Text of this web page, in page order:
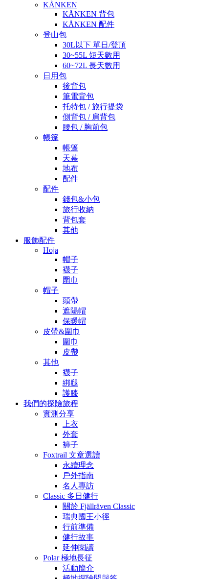
KÅNKEN
KÅNKEN 背包
KÅNKEN 配件
登山包
30L以下 單日/登頂
30~55L 短天數用
60~72L 長天數用
日用包
後背包
筆電背包
托特包 / 旅行提袋
側背包 / 肩背包
腰包 / 胸前包
帳篷
帳篷
天幕
地布
配件
配件
錢包&小包
旅行收納
背包套
其他
服飾配件
Hoja
帽子
襪子
圍巾
帽子
頭帶
遮陽帽
保暖帽
皮帶&圍巾
圍巾
皮帶
其他
襪子
綁腿
護膝
我們的探險旅程
實測分享
上衣
外套
褲子
Foxtrail 文章選讀
永續理念
戶外指南
名人專訪
Classic 多日健行
關於 Fjällräven Classic
瑞典國王小徑
行前準備
健行故事
延伸閱讀
Polar 極地長征
活動簡介